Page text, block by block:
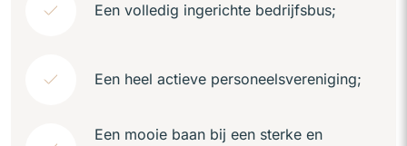
Een volledig ingerichte bedrijfsbus;
Een heel actieve personeelsvereniging;
Een mooie baan bij een sterke en